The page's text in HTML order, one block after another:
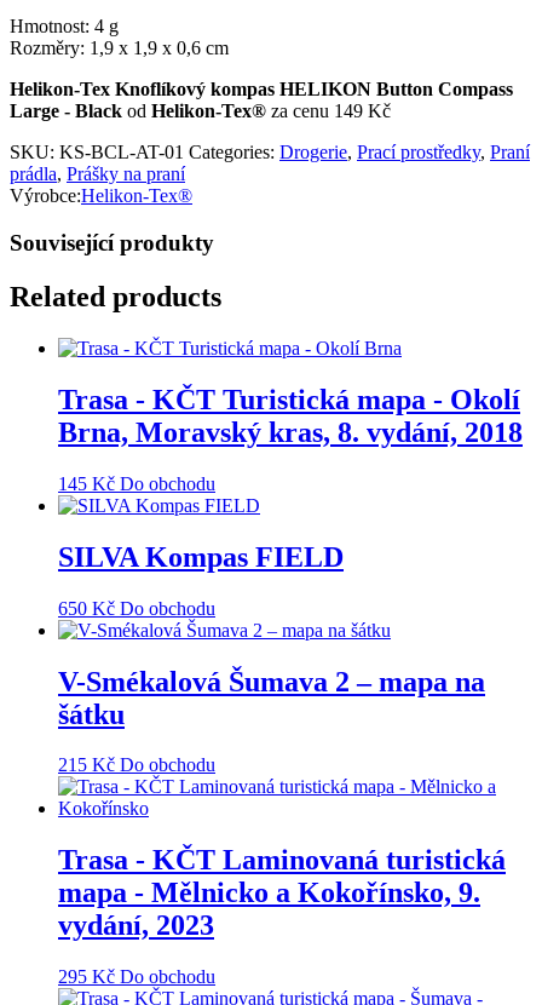
Hmotnost: 4 g
Rozměry: 1,9 x 1,9 x 0,6 cm
Helikon-Tex Knoflíkový kompas HELIKON Button Compass
Large - Black od Helikon-Tex® za cenu 149 Kč
SKU: KS-BCL-AT-01 Categories: Drogerie, Prací prostředky, Praní
prádla, Prášky na praní
Výrobce:Helikon-Tex®
Související produkty
Related products
Trasa - KČT Turistická mapa - Okolí
Brna, Moravský kras, 8. vydání, 2018
145 Kč Do obchodu
SILVA Kompas FIELD
650 Kč Do obchodu
V-Smékalová Šumava 2 – mapa na
šátku
215 Kč Do obchodu
Trasa - KČT Laminovaná turistická
mapa - Mělnicko a Kokořínsko, 9.
vydání, 2023
295 Kč Do obchodu